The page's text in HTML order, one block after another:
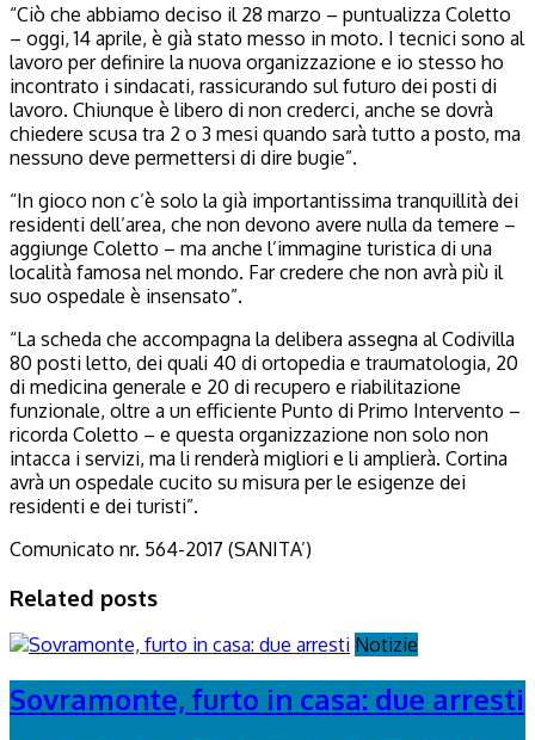
“Ciò che abbiamo deciso il 28 marzo – puntualizza Coletto
– oggi, 14 aprile, è già stato messo in moto. I tecnici sono al
lavoro per definire la nuova organizzazione e io stesso ho
incontrato i sindacati, rassicurando sul futuro dei posti di
lavoro. Chiunque è libero di non crederci, anche se dovrà
chiedere scusa tra 2 o 3 mesi quando sarà tutto a posto, ma
nessuno deve permettersi di dire bugie”.
“In gioco non c’è solo la già importantissima tranquillità dei
residenti dell’area, che non devono avere nulla da temere –
aggiunge Coletto – ma anche l’immagine turistica di una
località famosa nel mondo. Far credere che non avrà più il
suo ospedale è insensato”.
“La scheda che accompagna la delibera assegna al Codivilla
80 posti letto, dei quali 40 di ortopedia e traumatologia, 20
di medicina generale e 20 di recupero e riabilitazione
funzionale, oltre a un efficiente Punto di Primo Intervento –
ricorda Coletto – e questa organizzazione non solo non
intacca i servizi, ma li renderà migliori e li amplierà. Cortina
avrà un ospedale cucito su misura per le esigenze dei
residenti e dei turisti”.
Comunicato nr. 564-2017 (SANITA’)
Related posts
Notizie
Sovramonte, furto in casa: due arresti